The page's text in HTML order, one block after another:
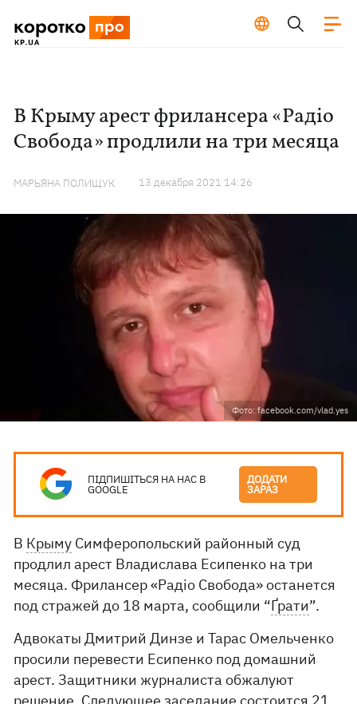
В Крыму арест фрилансера «Радіо
Свобода» продлили на три месяца
МАРЬЯНА ПОЛИЩУК 13 декабря 2021 14:26
Фото: facebook.com/vlad.yes
ПІДПИШІТЬСЯ НА НАС В
GOOGLE
ДОДАТИ
ЗАРАЗ
В Крыму Симферопольский районный суд
продлил арест Владислава Есипенко на три
месяца. Фрилансер «Радіо Свобода» останется
под стражей до 18 марта, сообщили “Ґрати”.
Адвокаты Дмитрий Динзе и Тарас Омельченко
просили перевести Есипенко под домашний
арест. Защитники журналиста обжалуют